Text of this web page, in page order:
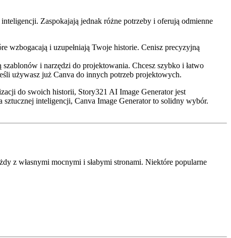
Zaspokajają jednak różne potrzeby i oferują odmienne
wzbogacają i uzupełniają Twoje historie. Cenisz precyzyjną
i narzędzi do projektowania. Chcesz szybko i łatwo
używasz już Canva do innych potrzeb projektowych.
do swoich historii, Story321 AI Image Generator jest
inteligencji, Canva Image Generator to solidny wybór.
z własnymi mocnymi i słabymi stronami. Niektóre popularne